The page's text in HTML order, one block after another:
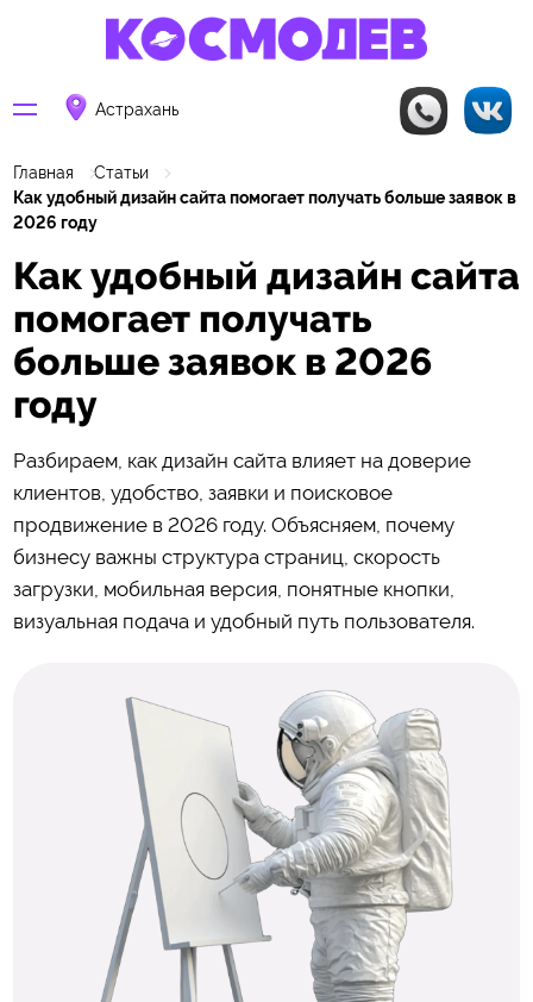
Астрахань
Главная
Статьи
Как удобный дизайн сайта помогает получать больше заявок в
2026 году
Как удобный дизайн сайта
помогает получать
больше заявок в 2026
году
Разбираем, как дизайн сайта влияет на доверие
клиентов, удобство, заявки и поисковое
продвижение в 2026 году. Объясняем, почему
бизнесу важны структура страниц, скорость
загрузки, мобильная версия, понятные кнопки,
визуальная подача и удобный путь пользователя.